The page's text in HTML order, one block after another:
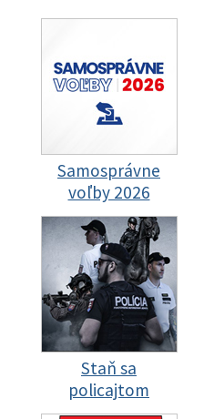
Samosprávne
voľby 2026
Staň sa
policajtom